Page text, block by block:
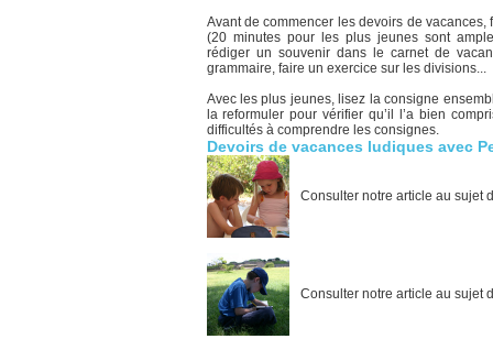
Avant de commencer les devoirs de
(20 minutes pour les plus jeunes sont
rédiger un souvenir dans le carnet de
grammaire, faire un exercice sur les divisions...
Avec les plus jeunes, lisez la consigne
la reformuler pour vérifier qu’il l’a bien
difficultés à comprendre les consignes.
Devoirs de vacances ludiques avec
Consulter notre article au sujet
Consulter notre article au sujet